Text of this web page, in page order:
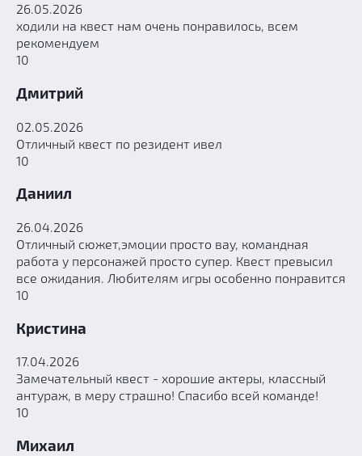
26.05.2026
ходили на квест нам очень понравилось, всем
рекомендуем
10
Дмитрий
02.05.2026
Отличный квест по резидент ивел
10
Даниил
26.04.2026
Отличный сюжет,эмоции просто вау, командная
работа у персонажей просто супер. Квест превысил
все ожидания. Любителям игры особенно понравится
10
Кристина
17.04.2026
Замечательный квест - хорошие актеры, классный
антураж, в меру страшно! Спасибо всей команде!
10
Михаил